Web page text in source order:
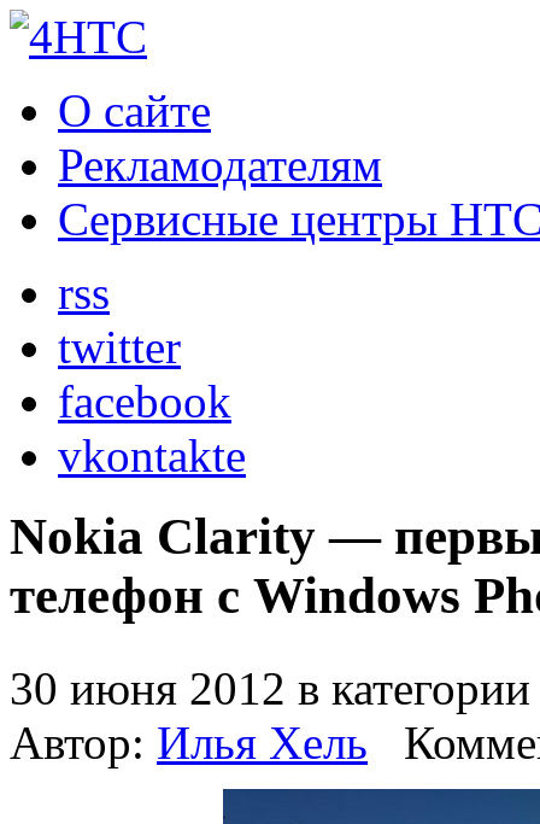
О сайте
Рекламодателям
Сервисные центры
rss
twitter
facebook
vkontakte
Nokia Clarity —
телефон с Windows
30 июня 2012 в
Автор: Илья Хель